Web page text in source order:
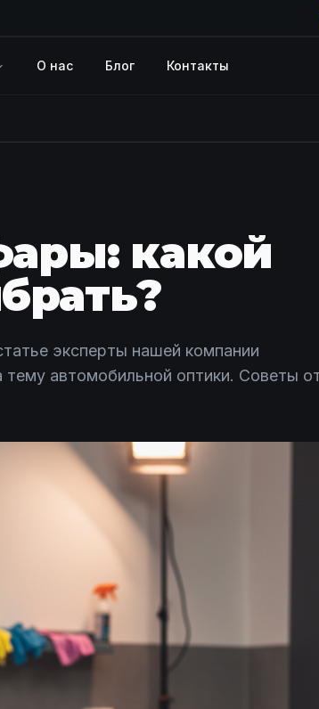
О нас Блог Контакты
какой
эксперты нашей компании
автомобильной оптики. Советы